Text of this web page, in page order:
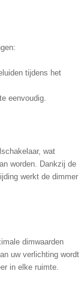
tijdens het
eenvoudig.
wat
worden. Dankzij de
werkt de dimmer
dimwaarden
uw verlichting wordt
in elke ruimte.